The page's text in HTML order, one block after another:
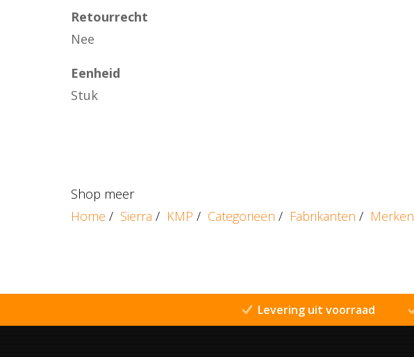
Retourrecht
Nee
Eenheid
Stuk
Shop meer
Home / Sierra / KMP / Categorieën / Fabrikanten / Merken
Levering uit voorraad